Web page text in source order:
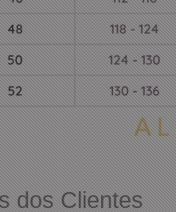
dos Clientes